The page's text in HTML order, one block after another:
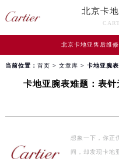
北京卡
北京卡地亚售后维
当前位置： 首页 > 文章库 > 卡地亚腕
卡地亚腕表难题：表
想象一下，你正
间，却发现卡地